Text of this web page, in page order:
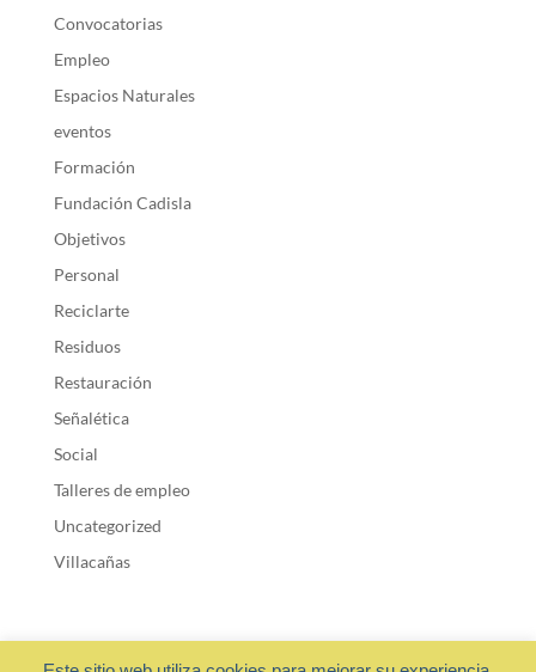
Convocatorias
Empleo
Espacios Naturales
eventos
Formación
Fundación Cadisla
Objetivos
Personal
Reciclarte
Residuos
Restauración
Señalética
Social
Talleres de empleo
Uncategorized
Villacañas